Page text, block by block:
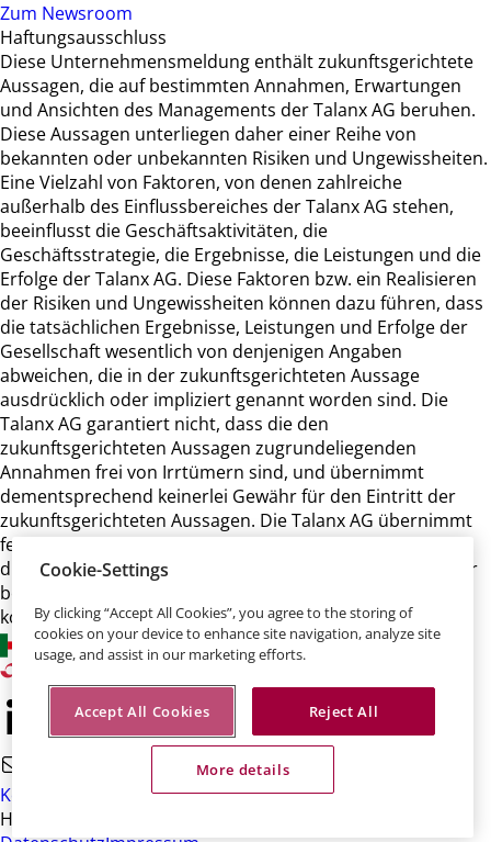
Zum Newsroom
Haftungsausschluss
Diese Unternehmensmeldung enthält zukunftsgerichtete
Aussagen, die auf bestimmten Annahmen, Erwartungen
und Ansichten des Managements der Talanx AG beruhen.
Diese Aussagen unterliegen daher einer Reihe von
bekannten oder unbekannten Risiken und Ungewissheiten.
Eine Vielzahl von Faktoren, von denen zahlreiche
außerhalb des Einflussbereiches der Talanx AG stehen,
beeinflusst die Geschäftsaktivitäten, die
Geschäftsstrategie, die Ergebnisse, die Leistungen und die
Erfolge der Talanx AG. Diese Faktoren bzw. ein Realisieren
der Risiken und Ungewissheiten können dazu führen, dass
die tatsächlichen Ergebnisse, Leistungen und Erfolge der
Gesellschaft wesentlich von denjenigen Angaben
abweichen, die in der zukunftsgerichteten Aussage
ausdrücklich oder impliziert genannt worden sind. Die
Talanx AG garantiert nicht, dass die den
zukunftsgerichteten Aussagen zugrundeliegenden
Annahmen frei von Irrtümern sind, und übernimmt
dementsprechend keinerlei Gewähr für den Eintritt der
zukunftsgerichteten Aussagen. Die Talanx AG übernimmt
ferner keine Verpflichtung und beabsichtigt auch nicht,
diese zukunftsgerichteten Aussagen zu aktualisieren oder
bei einer anderen als der erwarteten Entwicklung zu
korrigieren.
Kontakt
HDI-Platz 1 • 30659 Hannover
Cookie-Settings
By clicking “Accept All Cookies”, you agree to the storing of
cookies on your device to enhance site navigation, analyze site
usage, and assist in our marketing efforts.
Accept All Cookies Reject All
More details